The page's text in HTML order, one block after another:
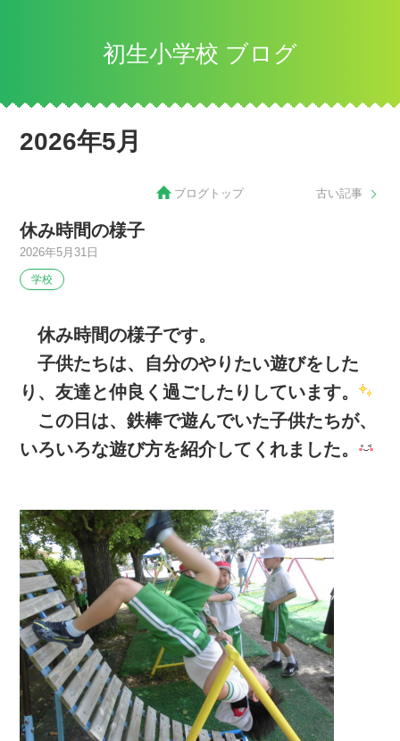
初生小学校 ブログ
2026年5月
古い記事
ブログトップ
休み時間の様子
2026年5月31日
学校
休み時間の様子です。
子供たちは、自分のやりたい遊びをした
り、友達と仲良く過ごしたりしています。
この日は、鉄棒で遊んでいた子供たちが、
いろいろな遊び方を紹介してくれました。